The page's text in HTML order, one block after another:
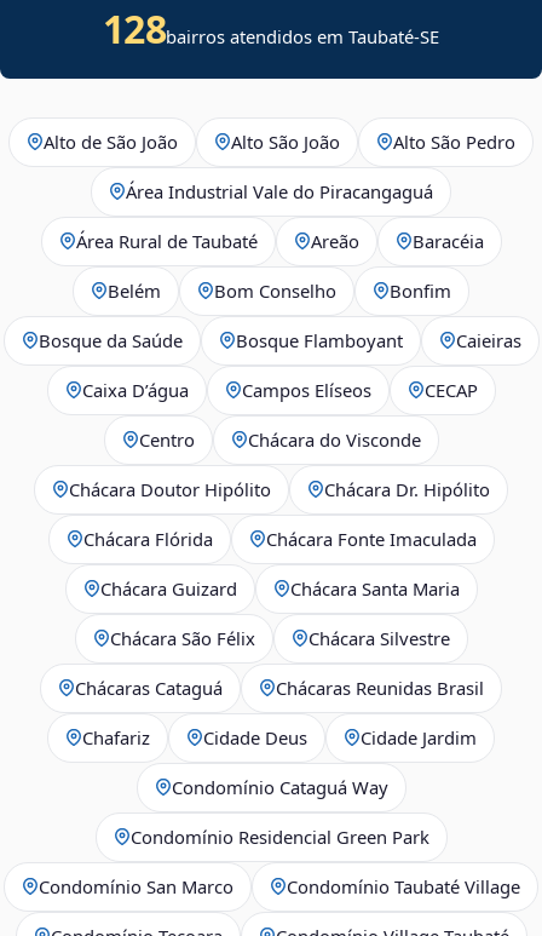
128bairros atendidos emTaubaté-SE
Alto de São João Alto São João Alto São Pedro
Área Industrial Vale do Piracangaguá
Área Rural de Taubaté Areão Baracéia
Belém Bom Conselho Bonfim
Bosque da Saúde Bosque Flamboyant Caieiras
Caixa D’água Campos Elíseos CECAP
Centro Chácara do Visconde
Chácara Doutor Hipólito Chácara Dr. Hipólito
Chácara Flórida Chácara Fonte Imaculada
Chácara Guizard Chácara Santa Maria
Chácara São Félix Chácara Silvestre
Chácaras Cataguá Chácaras Reunidas Brasil
Chafariz Cidade Deus Cidade Jardim
Condomínio Cataguá Way
Condomínio Residencial Green Park
Condomínio San Marco Condomínio Taubaté Village